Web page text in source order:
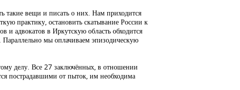
такие вещи и писать о них. Нам приходится
практику, остановить скатывание России к
и адвокатов в Иркутскую область обходится
мы оплачиваем эпизодическую
делу. Все 27 заключённых, в отношении
пострадавшими от пыток, им необходима